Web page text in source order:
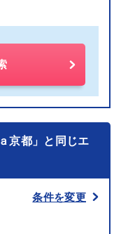
京都」と同じエ
条件を変更